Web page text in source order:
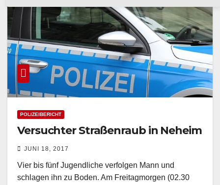
POLIZEIBERICHT
Versuchter Straßenraub in Neheim
JUNI 18, 2017
Vier bis fünf Jugendliche verfolgen Mann und
schlagen ihn zu Boden. Am Freitagmorgen (02.30